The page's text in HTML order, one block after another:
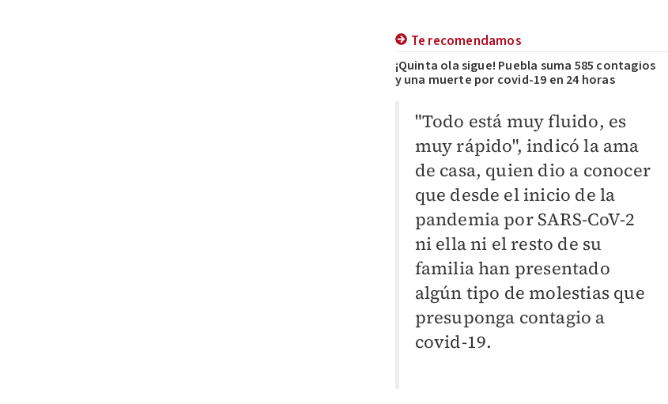
Te recomendamos
¡Quinta ola sigue! Puebla suma 585 contagios
y una muerte por covid-19 en 24 horas
"Todo está muy fluido, es
muy rápido", indicó la ama
de casa, quien dio a conocer
que desde el inicio de la
pandemia por SARS-CoV-2
ni ella ni el resto de su
familia han presentado
algún tipo de molestias que
presuponga contagio a
covid-19.